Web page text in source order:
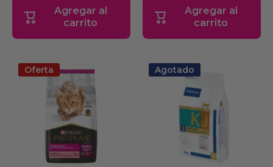
Agregar al
carrito
Agregar al
carrito
Oferta Agotado